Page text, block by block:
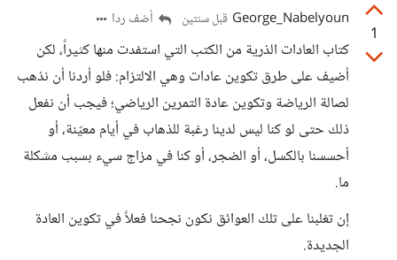
1
George_Nabelyoun قبل سنتين أضف ردا
كتاب العادات الذرية من الكتب التي استفدت منها كثيراً، لكن
أضيف على طرق تكوين عادات وهي الالتزام: فلو أردنا أن نذهب
لصالة الرياضة وتكوين عادة التمرين الرياضي؛ فيجب أن نفعل
ذلك حتى لو كنا ليس لدينا رغبة للذهاب في أيام معيّنة، أو
أحسسنا بالكسل، أو الضجر، أو كنا في مزاج سيء بسبب مشكلة
ما.
إن تغلبنا على تلك العوائق نكون نجحنا فعلاً في تكوين العادة
الجديدة.